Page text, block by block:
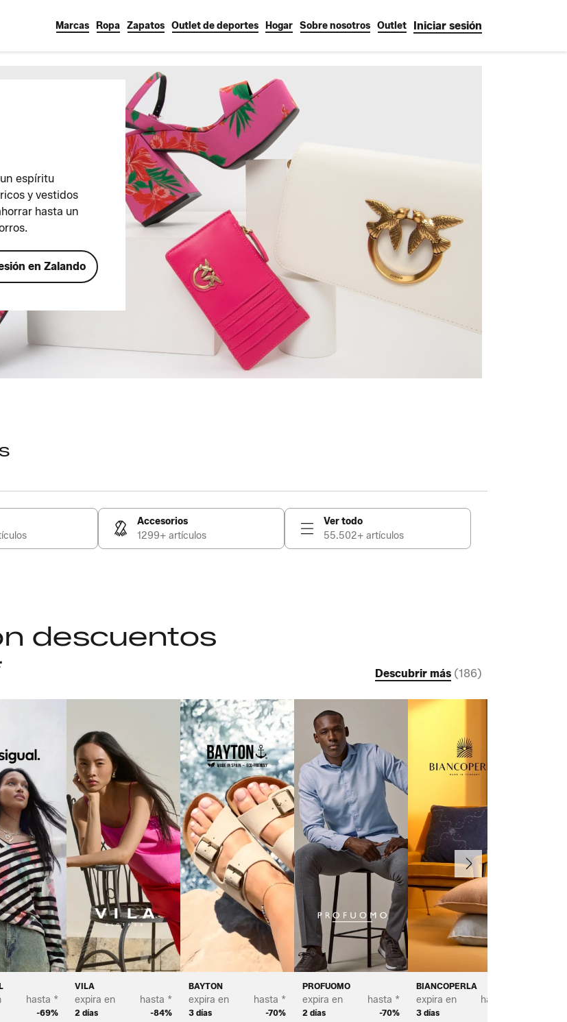
Marcas Ropa Zapatos Outlet de deportes Hogar Sobre nosotros Outlet Iniciar sesión
espíritu
y vestidos
hasta un
en Zalando
Accesorios
1299+ artículos
Ver todo
55.502+ artículos
descuentos
Descubrir más (186)
hasta *
-69%
VILA
expira en
2 días
hasta *
-84%
BAYTON
expira en
3 días
hasta *
-70%
PROFUOMO
expira en
2 días
hasta *
-70%
BIANCOPERLA
expira en
3 días
hasta *
Continuar